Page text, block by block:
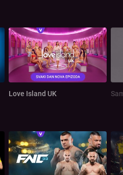
Love Island UK